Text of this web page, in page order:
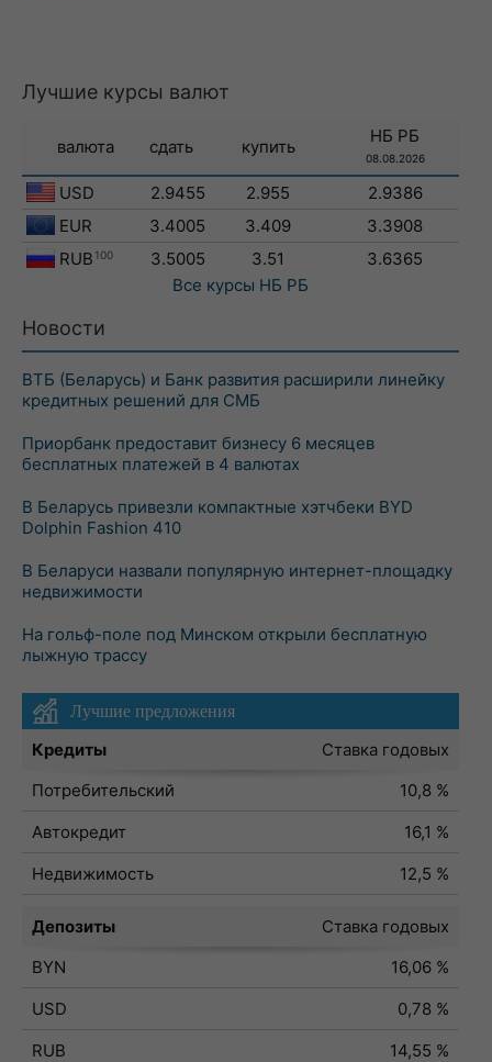
Лучшие курсы валют
валюта сдать купить
НБ РБ
08.08.2026
USD 2.9455 2.955
2.9386
EUR
3.4005 3.409
3.3908
RUB 100 3.5005 3.51
3.6365
Все курсы НБ РБ
Новости
ВТБ (Беларусь) и Банк развития расширили линейку
кредитных решений для СМБ
Приорбанк предоставит бизнесу 6 месяцев
бесплатных платежей в 4 валютах
В Беларусь привезли компактные хэтчбеки BYD
Dolphin Fashion 410
В Беларуси назвали популярную интернет-площадку
недвижимости
На гольф-поле под Минском открыли бесплатную
лыжную трассу
Лучшие предложения
Кредиты
Ставка годовых
Потребительский
10,8 %
Автокредит
16,1 %
Недвижимость
12,5 %
Депозиты
Ставка годовых
BYN
16,06 %
USD
0,78 %
RUB
14,55 %